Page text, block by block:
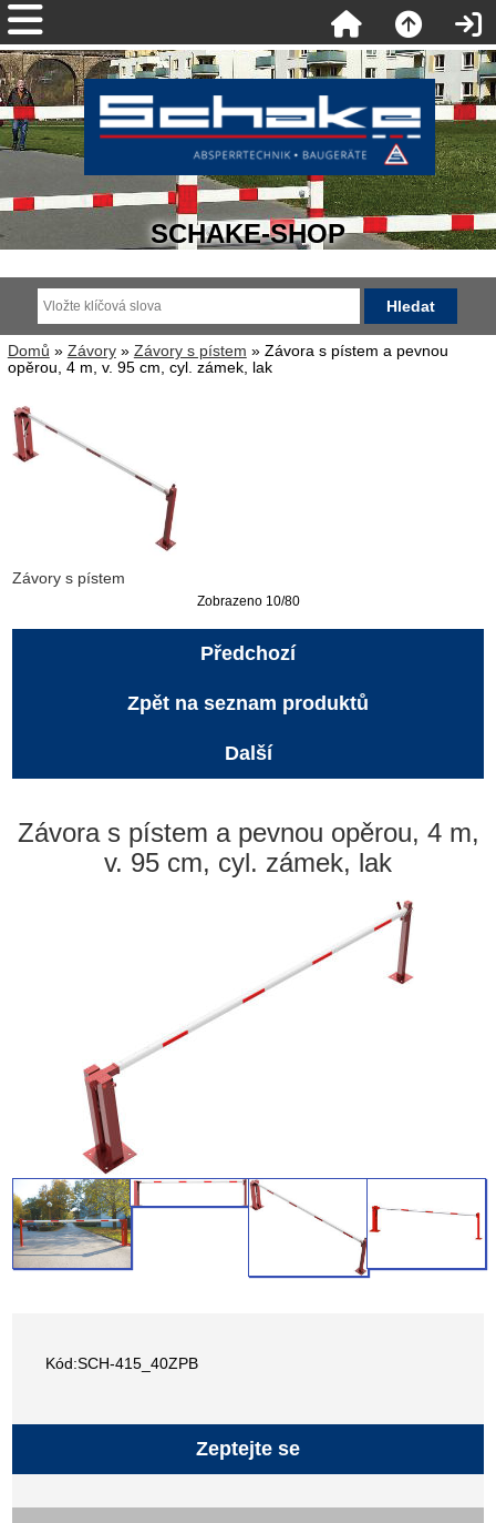
SCHAKE-SHOP
Domů » Závory» Závory s pístem » Závora s pístem a pevnou
opěrou, 4 m, v. 95 cm, cyl. zámek, lak
Závory s pístem
Zobrazeno 10/80
Předchozí
Zpět na seznam produktů
Další
Závora s pístem a pevnou opěrou, 4 m,
v. 95 cm, cyl. zámek, lak
Kód:SCH-415_40ZPB
Zeptejte se